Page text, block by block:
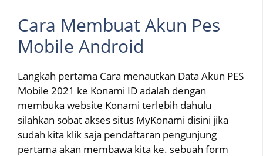
Cara Membuat Akun Pes
Mobile Android
Langkah pertama Cara menautkan Data Akun PES
Mobile 2021 ke Konami ID adalah dengan
membuka website Konami terlebih dahulu
silahkan sobat akses situs MyKonami disini jika
sudah kita klik saja pendaftaran pengunjung
pertama akan membawa kita ke. sebuah form